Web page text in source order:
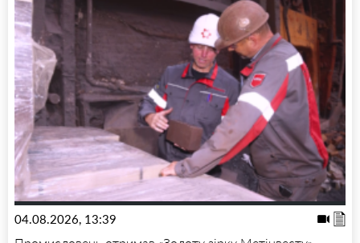
04.08.2026, 13:39